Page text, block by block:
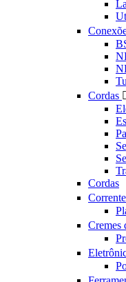
Cordas
Cordas
Cremes